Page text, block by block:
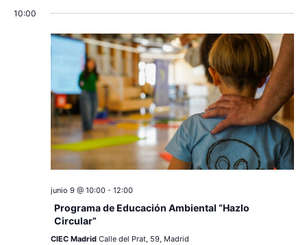
g
a
c
i
ó
n
a
c
i
ó
n
d
e
v
i10:00
junio 9 @ 10:00- 12:00
Programa de Educación Ambiental “Hazlo
Circular”
CIEC Madrid Calle del Prat, 59, Madrid